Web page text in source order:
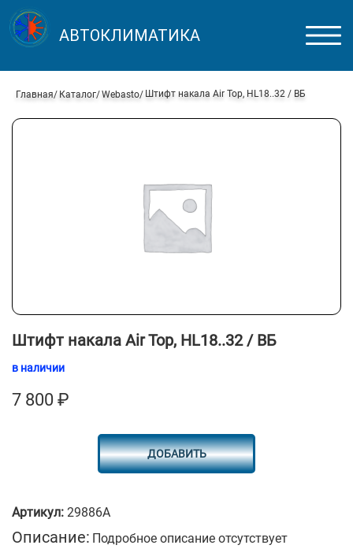
АВТОКЛИМАТИКА
Главная Каталог Webasto Штифт накала Air Top, HL18..32 / ВБ
Штифт накала Air Top, HL18..32 / ВБ
в наличии
7 800 ₽
ДОБАВИТЬ
Артикул: 29886А
Описание: Подробное описание отсутствует